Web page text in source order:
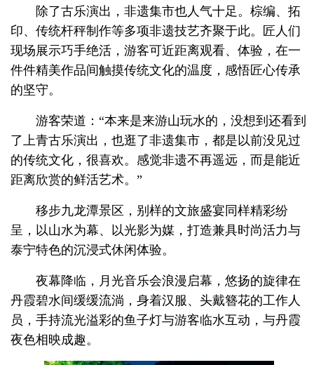
除了古乐演出，非遗集市也人气十足。棕编、拓
印、传统杆秤制作等多项非遗技艺齐聚于此。匠人们
现场展示巧手绝活，游客可近距离观看、体验，在一
件件精美作品间触摸传统文化的温度，感悟匠心传承
的坚守。
游客荣道：“本来是来游山玩水的，没想到还看到
了上青古乐演出，也逛了非遗集市，都是以前没见过
的传统文化，很喜欢。感觉非遗不再遥远，而是能近
距离欣赏的鲜活艺术。”
移步九龙潭景区，别样的文旅盛宴同样精彩纷
呈，以山水为幕、以光影为媒，打造兼具时尚活力与
泰宁特色的沉浸式休闲体验。
夜幕降临，月光音乐会浪漫启幕，悠扬的旋律在
丹霞碧水间缓缓流淌，身着汉服、头戴簪花的工作人
员，手持流光溢彩的鱼子灯与游客临水互动，与丹霞
夜色相映成趣。